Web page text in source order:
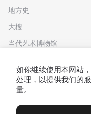
地方史
大樓
当代艺术博物馆
如你继续使用本网站
处理，以提供我们的
量。